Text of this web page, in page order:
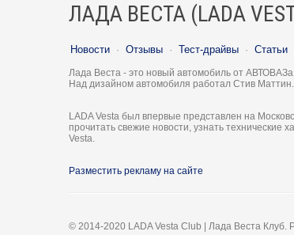
ЛАДА ВЕСТА (LADA
Новости · Отзывы · Тест-драйвы · Статьи
Лада Веста - это новый автомобиль от
Над дизайном автомобиля работал Стив Маттин.
LADA Vesta был впервые представлен на
прочитать свежие новости, узнать
Vesta.
Разместить рекламу на сайте
© 2014-2020 LADA Vesta Club | Лада Веста Клуб.